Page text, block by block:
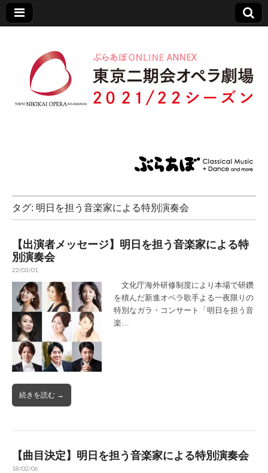
東京二期会特設サ
タグ: 明日を担う音楽家による特別演奏会
【出演者メッセージ】明日を担う音楽家による特
別演奏会
22/03/01
文化庁海外研修制度により本場で研鑽
を積んだ新進オペラ歌手よる一夜限りの
特別なガラ・コンサート「明日を担う音
楽…
続きを読む →
【曲目決定】明日を担う音楽家による特別演奏会
18/02/06